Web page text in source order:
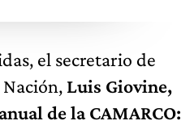
el secretario de
Nación, Luis Giovine,
de la CAMARCO: